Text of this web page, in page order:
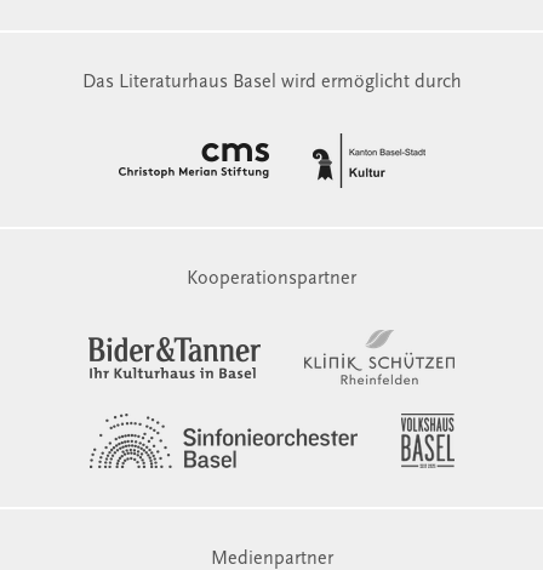
Das Literaturhaus Basel wird ermöglicht durch
Kooperationspartner
Medienpartner